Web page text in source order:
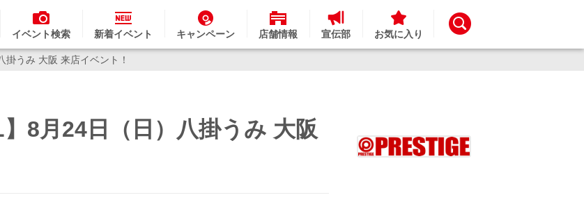
イベント検索 新着イベント キャンペーン 店舗情報 宣伝部 お気に入り
掛うみ 大阪 来店イベント！
】8月24日（日）八掛うみ 大阪